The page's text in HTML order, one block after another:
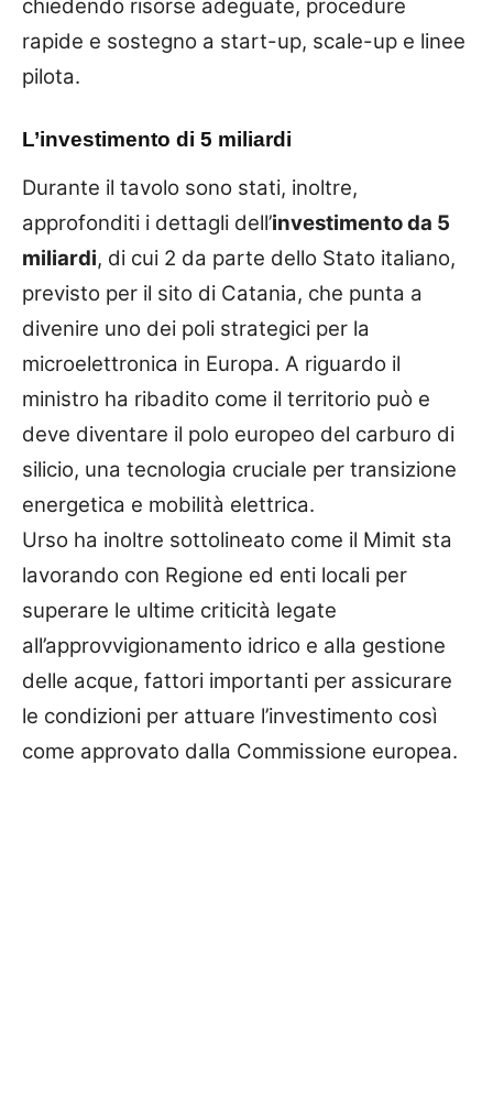
chiedendo risorse adeguate, procedure
rapide e sostegno a start-up, scale-up e linee
pilota.
L’investimento di 5 miliardi
Durante il tavolo sono stati, inoltre,
approfonditi i dettagli dell’investimento da 5
miliardi, di cui 2 da parte dello Stato italiano,
previsto per il sito di Catania, che punta a
divenire uno dei poli strategici per la
microelettronica in Europa. A riguardo il
ministro ha ribadito come il territorio può e
deve diventare il polo europeo del carburo di
silicio, una tecnologia cruciale per transizione
energetica e mobilità elettrica.
Urso ha inoltre sottolineato come il Mimit sta
lavorando con Regione ed enti locali per
superare le ultime criticità legate
all’approvvigionamento idrico e alla gestione
delle acque, fattori importanti per assicurare
le condizioni per attuare l’investimento così
come approvato dalla Commissione europea.